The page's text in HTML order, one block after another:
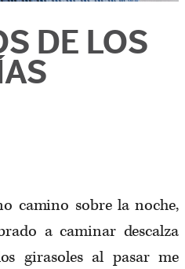
DE LOS
camino sobre la noche,
a caminar descalza
girasoles al pasar me